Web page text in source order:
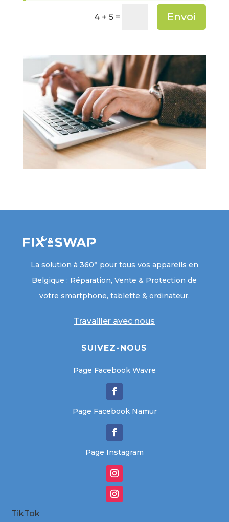
4 + 5 = Envoi
La solution à 360° pour tous vos appareils en
Belgique : Réparation, Vente & Protection de
votre smartphone, tablette & ordinateur.
Travailler avec nous
SUIVEZ-NOUS
Page Facebook Wavre
Page Facebook Namur
Page Instagram
TikTok